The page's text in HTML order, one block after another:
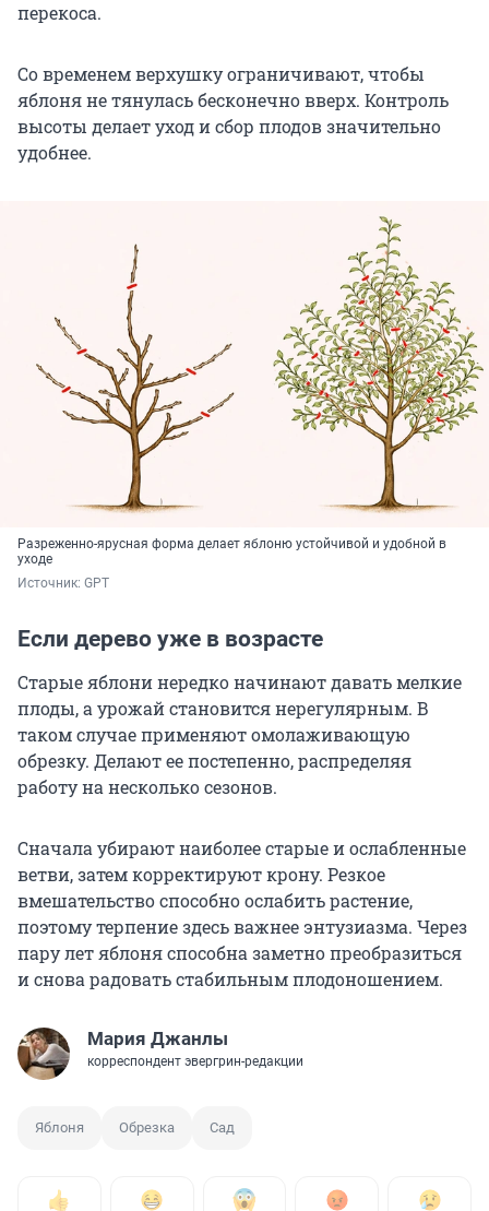
перекоса.
Со временем верхушку ограничивают, чтобы
яблоня не тянулась бесконечно вверх. Контроль
высоты делает уход и сбор плодов значительно
удобнее.
Разреженно-ярусная форма делает яблоню устойчивой и удобной в
уходе
Источник: GPT
Если дерево уже в возрасте
Старые яблони нередко начинают давать мелкие
плоды, а урожай становится нерегулярным. В
таком случае применяют омолаживающую
обрезку. Делают ее постепенно, распределяя
работу на несколько сезонов.
Сначала убирают наиболее старые и ослабленные
ветви, затем корректируют крону. Резкое
вмешательство способно ослабить растение,
поэтому терпение здесь важнее энтузиазма. Через
пару лет яблоня способна заметно преобразиться
и снова радовать стабильным плодоношением.
Мария Джанлы
корреспондент эвергрин-редакции
Яблоня Обрезка Сад